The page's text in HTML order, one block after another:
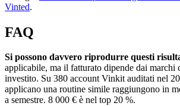
Vinted.
FAQ
Si possono davvero riprodurre questi
applicabile, ma il fatturato dipende dai marchi
investito. Su 380 account Vinkit auditati nel
applicano una routine simile raggiungono in
a semestre. 8 000 € è nel top 20 %.